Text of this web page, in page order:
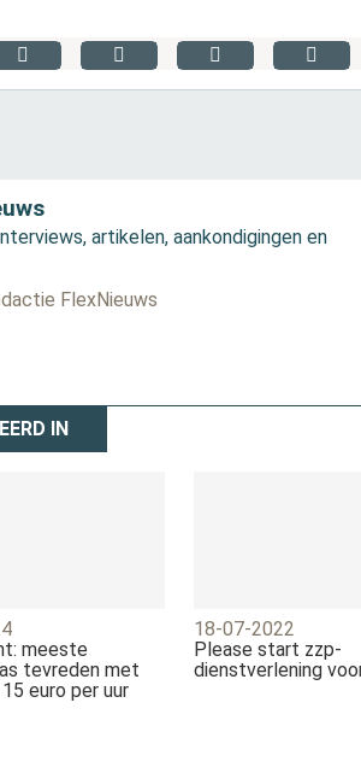
artikelen, aankondigingen en
FlexNieuws
IN
meeste
tevreden met
euro per uur
18-07-2022
Please start zzp-
dienstverlening